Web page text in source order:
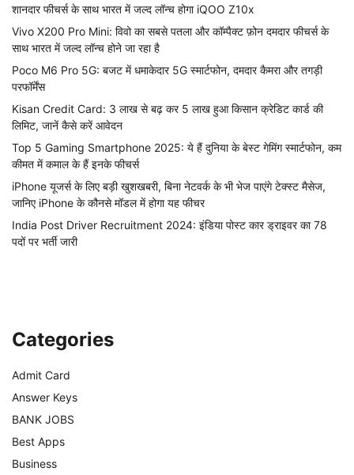
शानदार फीचर्स के साथ भारत में जल्द लॉन्च होगा iQOO Z10x
Vivo X200 Pro Mini: विवो का सबसे पतला और कॉम्पैक्ट फ़ोन दमदार फीचर्स के
साथ भारत में जल्द लॉन्च होने जा रहा है
Poco M6 Pro 5G: बजट में धमाकेदार 5G स्मार्टफोन, दमदार कैमरा और तगड़ी
परफॉर्मेंस
Kisan Credit Card: 3 लाख से बढ़ कर 5 लाख हुआ किसान क्रेडिट कार्ड की
लिमिट, जानें कैसे करें आवेदन
Top 5 Gaming Smartphone 2025: ये हैं दुनिया के बेस्ट गेमिंग स्मार्टफोन, कम
कीमत में कमाल के हैं इनके फीचर्स
iPhone यूजर्स के लिए बड़ी खुशखबरी, बिना नेटवर्क के भी भेज पाएंगे टेक्स्ट मैसेज,
जानिए iPhone के कौनसे मॉडल में होगा यह फीचर
India Post Driver Recruitment 2024: इंडिया पोस्ट कार ड्राइवर का 78
पदों पर भर्ती जारी
Categories
Admit Card
Answer Keys
BANK JOBS
Best Apps
Business